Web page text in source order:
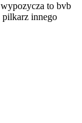
to bvb
pilkarz innego